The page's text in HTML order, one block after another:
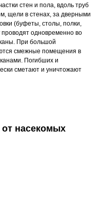
стен и пола, вдоль труб
щели в стенах, за дверными
(буфеты, столы, полки,
одновременно во
При большой
смежные помещения в
Погибших и
сметают и уничтожают
от насекомых